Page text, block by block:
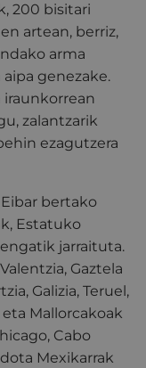
200 bisitari
artean, berriz,
arma
genezake.
iraunkorrean
zalantzarik
ezagutzera
bertako
Estatuko
jarraituta.
Gaztela
Galizia, Teruel,
eta Mallorcakoak
Cabo
Mexikarrak